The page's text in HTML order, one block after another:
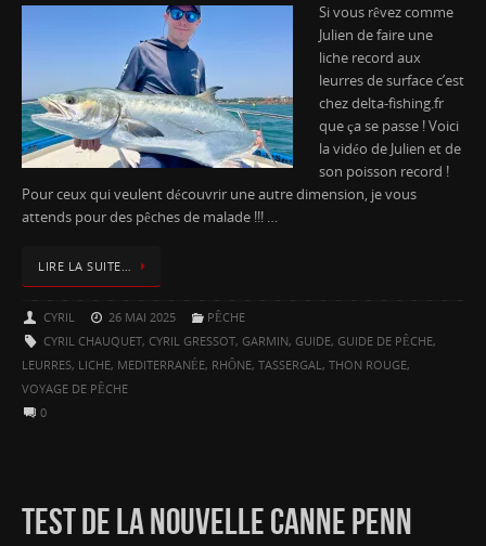
Si vous rêvez comme
Julien de faire une
liche record aux
leurres de surface c’est
chez delta-fishing.fr
que ça se passe ! Voici
la vidéo de Julien et de
son poisson record !
Pour ceux qui veulent découvrir une autre dimension, je vous
attends pour des pêches de malade !!! …
LIRE LA SUITE…
CYRIL 26 MAI 2025
PÊCHE
CYRIL CHAUQUET, CYRIL GRESSOT, GARMIN, GUIDE, GUIDE DE PÊCHE,
LEURRES, LICHE, MEDITERRANÉE, RHÔNE, TASSERGAL, THON ROUGE,
VOYAGE DE PÊCHE
0
TEST DE LA NOUVELLE CANNE PENN